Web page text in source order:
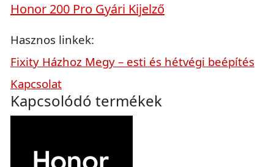
Honor 200 Pro Gyári Kijelző
Hasznos linkek:
Fixity Házhoz Megy – esti és hétvégi beépítés
Kapcsolat
Kapcsolódó termékek